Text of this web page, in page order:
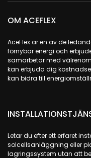
OM ACEFLEX
AceFlex är en av de
förnybar energi och
samarbetar med
kan erbjuda dig
kan bidra till
Letar du efter ett erfaret
solcellsanläggning eller
lagringssystem utan att